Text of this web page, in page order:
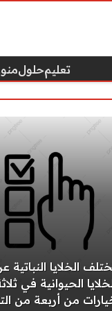
تعليمحلول
الخلايا النباتية
الحيوانية في
من أربعة من